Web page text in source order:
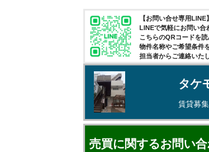
【お問い合せ専用LINE】
LINEで気軽にお問い合
こちらのQRコードを
物件名称やご希望条件
担当者からご連絡いた
タケ
賃貸募
売買に関するお問い